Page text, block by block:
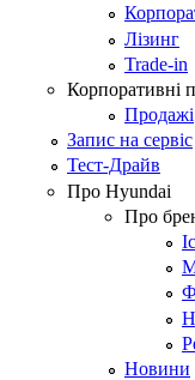
Лізинг
Trade-in
Корпоративні
Продажі
Запис на сервіс
Тест-Драйв
Про Hyundai
Про
Новини